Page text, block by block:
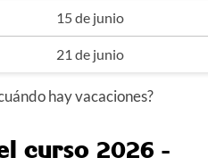
15 de junio
21 de junio
hay vacaciones?
curso 2026 -